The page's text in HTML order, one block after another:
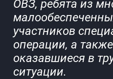
ОВЗ, ребята из
участников
операции, а
оказавшиеся в
ситуации.